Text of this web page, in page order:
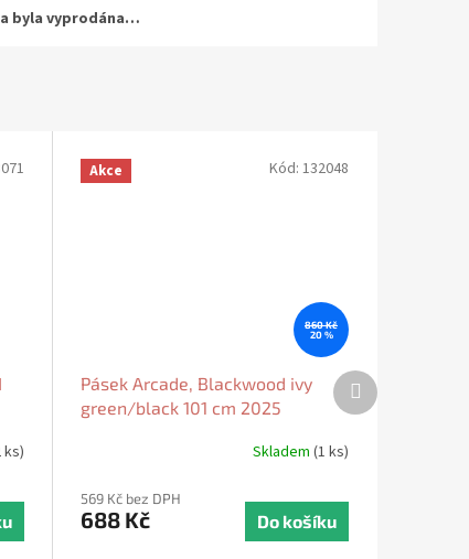
byla vyprodána…
ks)
Akce
860 Kč
20 %
Pásek Arcade, Blackwood ivy
green/black 101 cm 2025
Skladem (1 ks)
569 Kč bez DPH
688 Kč Do košíku
Kód: 132048
Další
produkt